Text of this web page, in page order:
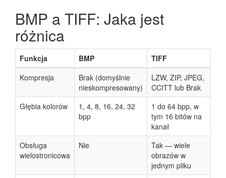
BMP a TIFF: Jaka jest
różnica
Funkcja BMP
TIFF
Kompresja
Brak (domyślnie
nieskompresowany)
LZW, ZIP, JPEG,
CCITT lub Brak
Głębia kolorów
1, 4, 8, 16, 24, 32
bpp
1 do 64 bpp, w
tym 16 bitów na
kanał
Obsługa
wielostronicowa
Nie
Tak — wiele
obrazów w
jednym pliku